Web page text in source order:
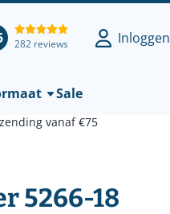
282 reviews Inloggen
Sale
vanaf €75
5266-18